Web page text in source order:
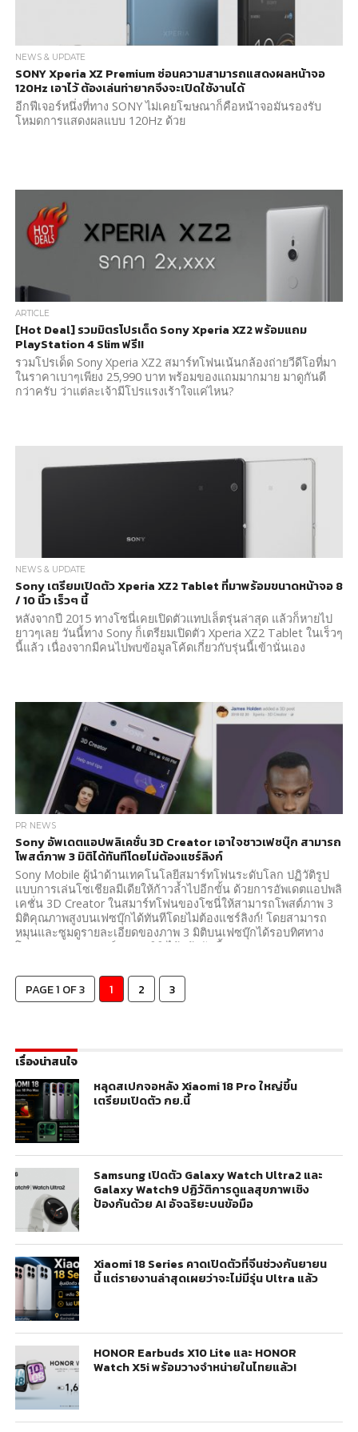
NEWS & UPDATE
SONY Xperia XZ Premium ซ่อนความสามารถแสดงผลหน้าจอ
120Hz เอาไว้ ต้องเล่นท่ายากจึงจะเปิดใช้งานได้
อีกฟีเจอร์หนึ่งที่ทาง SONY ไม่เคยโฆษณาก็คือหน้าจอมันรองรับ
โหมดการแสดงผลแบบ 120Hz ด้วย
ARTICLE
[Hot Deal] รวมมิตรโปรเด็ด Sony Xperia XZ2 พร้อมแถม
PlayStation 4 Slim ฟรี!!
รวมโปรเด็ด Sony Xperia XZ2 สมาร์ทโฟนเน้นกล้องถ่ายวีดีโอที่มา
ในราคาเบาๆเพียง 25,990 บาท พร้อมของแถมมากมาย มาดูกันดี
กว่าครับ ว่าแต่ละเจ้ามีโปรแรงเร้าใจแค่ไหน?
NEWS & UPDATE
Sony เตรียมเปิดตัว Xperia XZ2 Tablet ที่มาพร้อมขนาดหน้าจอ 8
/ 10 นิ้ว เร็วๆ นี้
หลังจากปี 2015 ทางโซนี่เคยเปิดตัวแทปเล็ตรุ่นล่าสุด แล้วก็หายไป
ยาวๆเลย วันนี้ทาง Sony ก็เตรียมเปิดตัว Xperia XZ2 Tablet ในเร็วๆ
นี้แล้ว เนื่องจากมีคนไปพบข้อมูลโค้ดเกี่ยวกับรุ่นนี้เข้านั่นเอง
PR NEWS
Sony อัพเดตแอปพลิเคชั่น 3D Creator เอาใจชาวเฟซบุ๊ก สามารถ
โพสต์ภาพ 3 มิติได้ทันทีโดยไม่ต้องแชร์ลิงก์
Sony Mobile ผู้นำด้านเทคโนโลยีสมาร์ทโฟนระดับโลก ปฏิวัติรูป
แบบการเล่นโซเชียลมีเดียให้ก้าวล้ำไปอีกขั้น ด้วยการอัพเดตแอปพลิ
เคชั่น 3D Creator ในสมาร์ทโฟนของโซนี่ให้สามารถโพสต์ภาพ 3
มิติคุณภาพสูงบนเฟซบุ๊กได้ทันทีโดยไม่ต้องแชร์ลิงก์! โดยสามารถ
หมุนและซูมดูรายละเอียดของภาพ 3 มิติบนเฟซบุ๊กได้รอบทิศทาง
โดยคุณสามารถแชร์ภาพ 3 มิติ ได้แล้ววันนี้!
PAGE 1 OF 3 1 2 3
เรื่องน่าสนใจ
หลุดสเปกจอหลัง Xiaomi 18 Pro ใหญ่ขึ้น
เตรียมเปิดตัว กย.นี้
Samsung เปิดตัว Galaxy Watch Ultra2 และ
Galaxy Watch9 ปฏิวัติการดูแลสุขภาพเชิง
ป้องกันด้วย AI อัจฉริยะบนข้อมือ
Xiaomi 18 Series คาดเปิดตัวที่จีนช่วงกันยายน
นี้ แต่รายงานล่าสุดเผยว่าจะไม่มีรุ่น Ultra แล้ว
HONOR Earbuds X10 Lite และ HONOR
Watch X5i พร้อมวางจำหน่ายในไทยแล้ว!